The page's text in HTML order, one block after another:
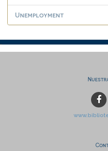
Unemployment